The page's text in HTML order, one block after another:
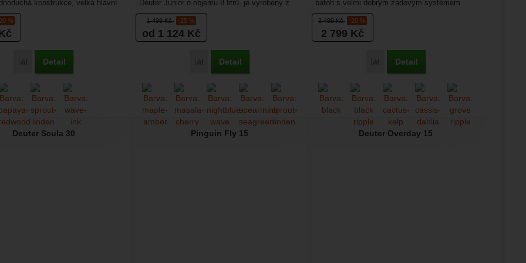
%
Přidat 'Deuter Climber 22' k porovnání
Detail
konstrukce, velká hlavní
1 499Kč -25 %
od 1 124 Kč
Přidat 'Deuter Junior Bike 8' k porovnání
Detail
Deuter Junior o objemu 8 litrů, je vyrobený z
odolného...
3 499Kč -20 %
2 799 Kč
Přidat 'Deuter Cotogy 28' k porovnání
Detail
batoh s velmi dobrým zádovým systémem
Contact, hodí se...
Deuter Scula 30 Pinguin Fly 15 Deuter Overday 15